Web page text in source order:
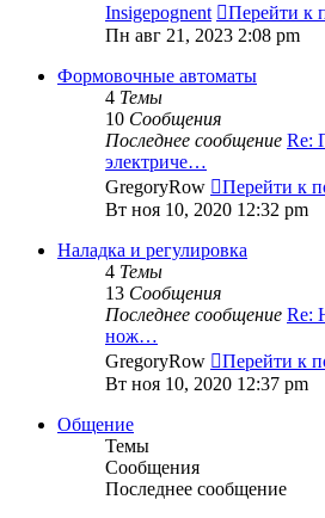
Insigepognent
Перейти к
Пн авг 21, 2023 2:08 pm
Формовочные автоматы
4 Темы
10 Сообщения
Последнее сообщение Re:
электриче…
GregoryRow
Перейти к
Вт ноя 10, 2020 12:32 pm
Наладка и регулировка
4 Темы
13 Сообщения
Последнее сообщение Re:
нож…
GregoryRow
Перейти к
Вт ноя 10, 2020 12:37 pm
Общение
Темы
Сообщения
Последнее сообщение